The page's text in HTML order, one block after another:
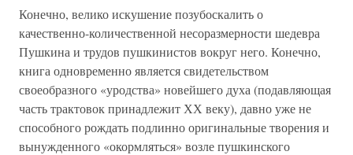
Конечно, велико искушение позубоскалить о
качественно-количественной несоразмерности шедевра
Пушкина и трудов пушкинистов вокруг него. Конечно,
книга одновременно является свидетельством
своеобразного «уродства» новейшего духа (подавляющая
часть трактовок принадлежит ХХ веку), давно уже не
способного рождать подлинно оригинальные творения и
вынужденного «окормляться» возле пушкинского